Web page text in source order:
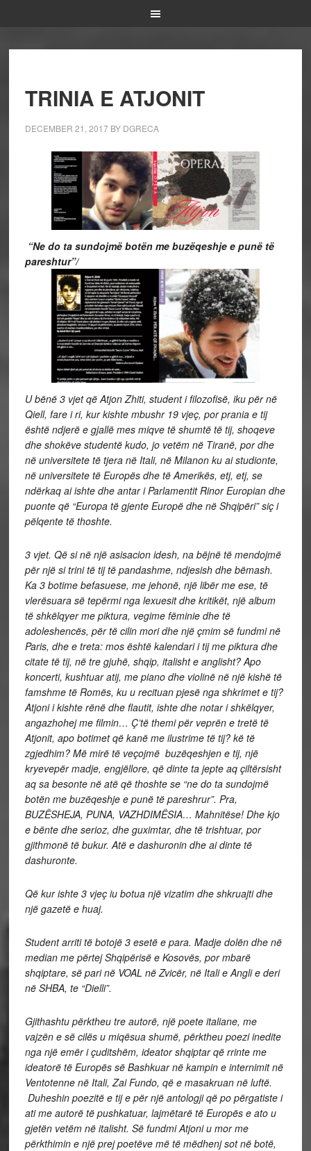
TRINIA E ATJONIT
DECEMBER 21, 2017BY DGRECA
“Ne do ta sundojmë botën me buzëqeshje e punë të
pareshtur”/
U bënë 3 vjet që Atjon Zhiti, student i filozofisë, iku për në
Qiell, fare i ri, kur kishte mbushr 19 vjeç, por prania e tij
është ndjerë e gjallë mes miqve të shumtë të tij, shoqeve
dhe shokëve studentë kudo, jo vetëm në Tiranë, por dhe
në universitete të tjera në Itali, në Milanon ku ai studionte,
në universitete të Europës dhe të Amerikës, etj, etj, se
ndërkaq ai ishte dhe antar i Parlamentit Rinor Europian dhe
puonte që “Europa të gjente Europë dhe në Shqipëri” siç i
pëlqente të thoshte.
3 vjet. Që si në një asisacion idesh, na bëjnë të mendojmë
për një si trini të tij të pandashme, ndjesish dhe bëmash.
Ka 3 botime befasuese, me jehonë, një libër me ese, të
vlerësuara së tepërmi nga lexuesit dhe kritikët, një album
të shkëlqyer me piktura, vegime fëminie dhe të
adoleshencës, për të cilin mori dhe një çmim së fundmi në
Paris, dhe e treta: mos është kalendari i tij me piktura dhe
citate të tij, në tre gjuhë, shqip, italisht e anglisht? Apo
koncerti, kushtuar atij, me piano dhe violinë në një kishë të
famshme të Romës, ku u recituan pjesë nga shkrimet e tij?
Atjoni i kishte rënë dhe flautit, ishte dhe notar i shkëlqyer,
angazhohej me filmin… Ç’të themi për veprën e tretë të
Atjonit, apo botimet që kanë me ilustrime të tij? kë të
zgjedhim? Më mirë të veçojmë buzëqeshjen e tij, një
kryevepër madje, engjëllore, që dinte ta jepte aq çiltërsisht
aq sa besonte në atë që thoshte se “ne do ta sundojmë
botën me buzëqeshje e punë të pareshrur”. Pra,
BUZËSHEJA, PUNA, VAZHDIMËSIA… Mahnitëse! Dhe kjo
e bënte dhe serioz, dhe guximtar, dhe të trishtuar, por
gjithmonë të bukur. Atë e dashuronin dhe ai dinte të
dashuronte.
Që kur ishte 3 vjeç iu botua një vizatim dhe shkruajti dhe
një gazetë e huaj.
Student arriti të botojë 3 esetë e para. Madje dolën dhe në
median me përtej Shqipërisë e Kosovës, por mbarë
shqiptare, së pari në VOAL në Zvicër, në Itali e Angli e deri
në SHBA, te “Dielli”.
Gjithashtu përktheu tre autorë, një poete italiane, me
vajzën e së cilës u miqësua shumë, përktheu poezi inedite
nga një emër i çuditshëm, ideator shqiptar që rrinte me
ideatorë të Europës së Bashkuar në kampin e internimit në
Ventotenne në Itali, Zai Fundo, që e masakruan në luftë.
Duheshin poezitë e tij e për një antologji që po përgatiste i
ati me autorë të pushkatuar, lajmëtarë të Europës e ato u
gjetën vetëm në italisht. Së fundmi Atjoni u mor me
përkthimin e një prej poetëve më të mëdhenj sot në botë,